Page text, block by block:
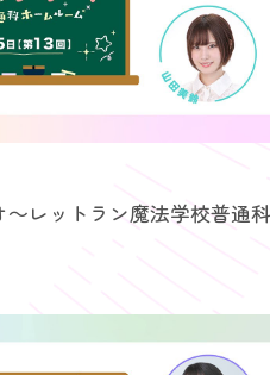
～レットラン魔法学校普通科